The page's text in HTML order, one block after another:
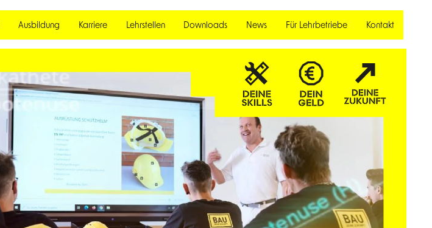
Ausbildung Karriere Lehrstellen Downloads News Für Lehrbetriebe Kontakt